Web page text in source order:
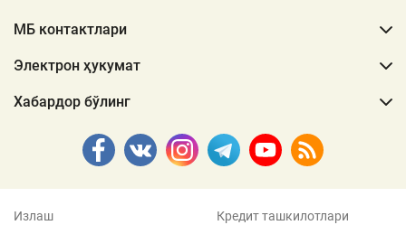
МБ контактлари
Электрон ҳукумат
Хабардор бўлинг
Излаш Кредит ташкилотлари